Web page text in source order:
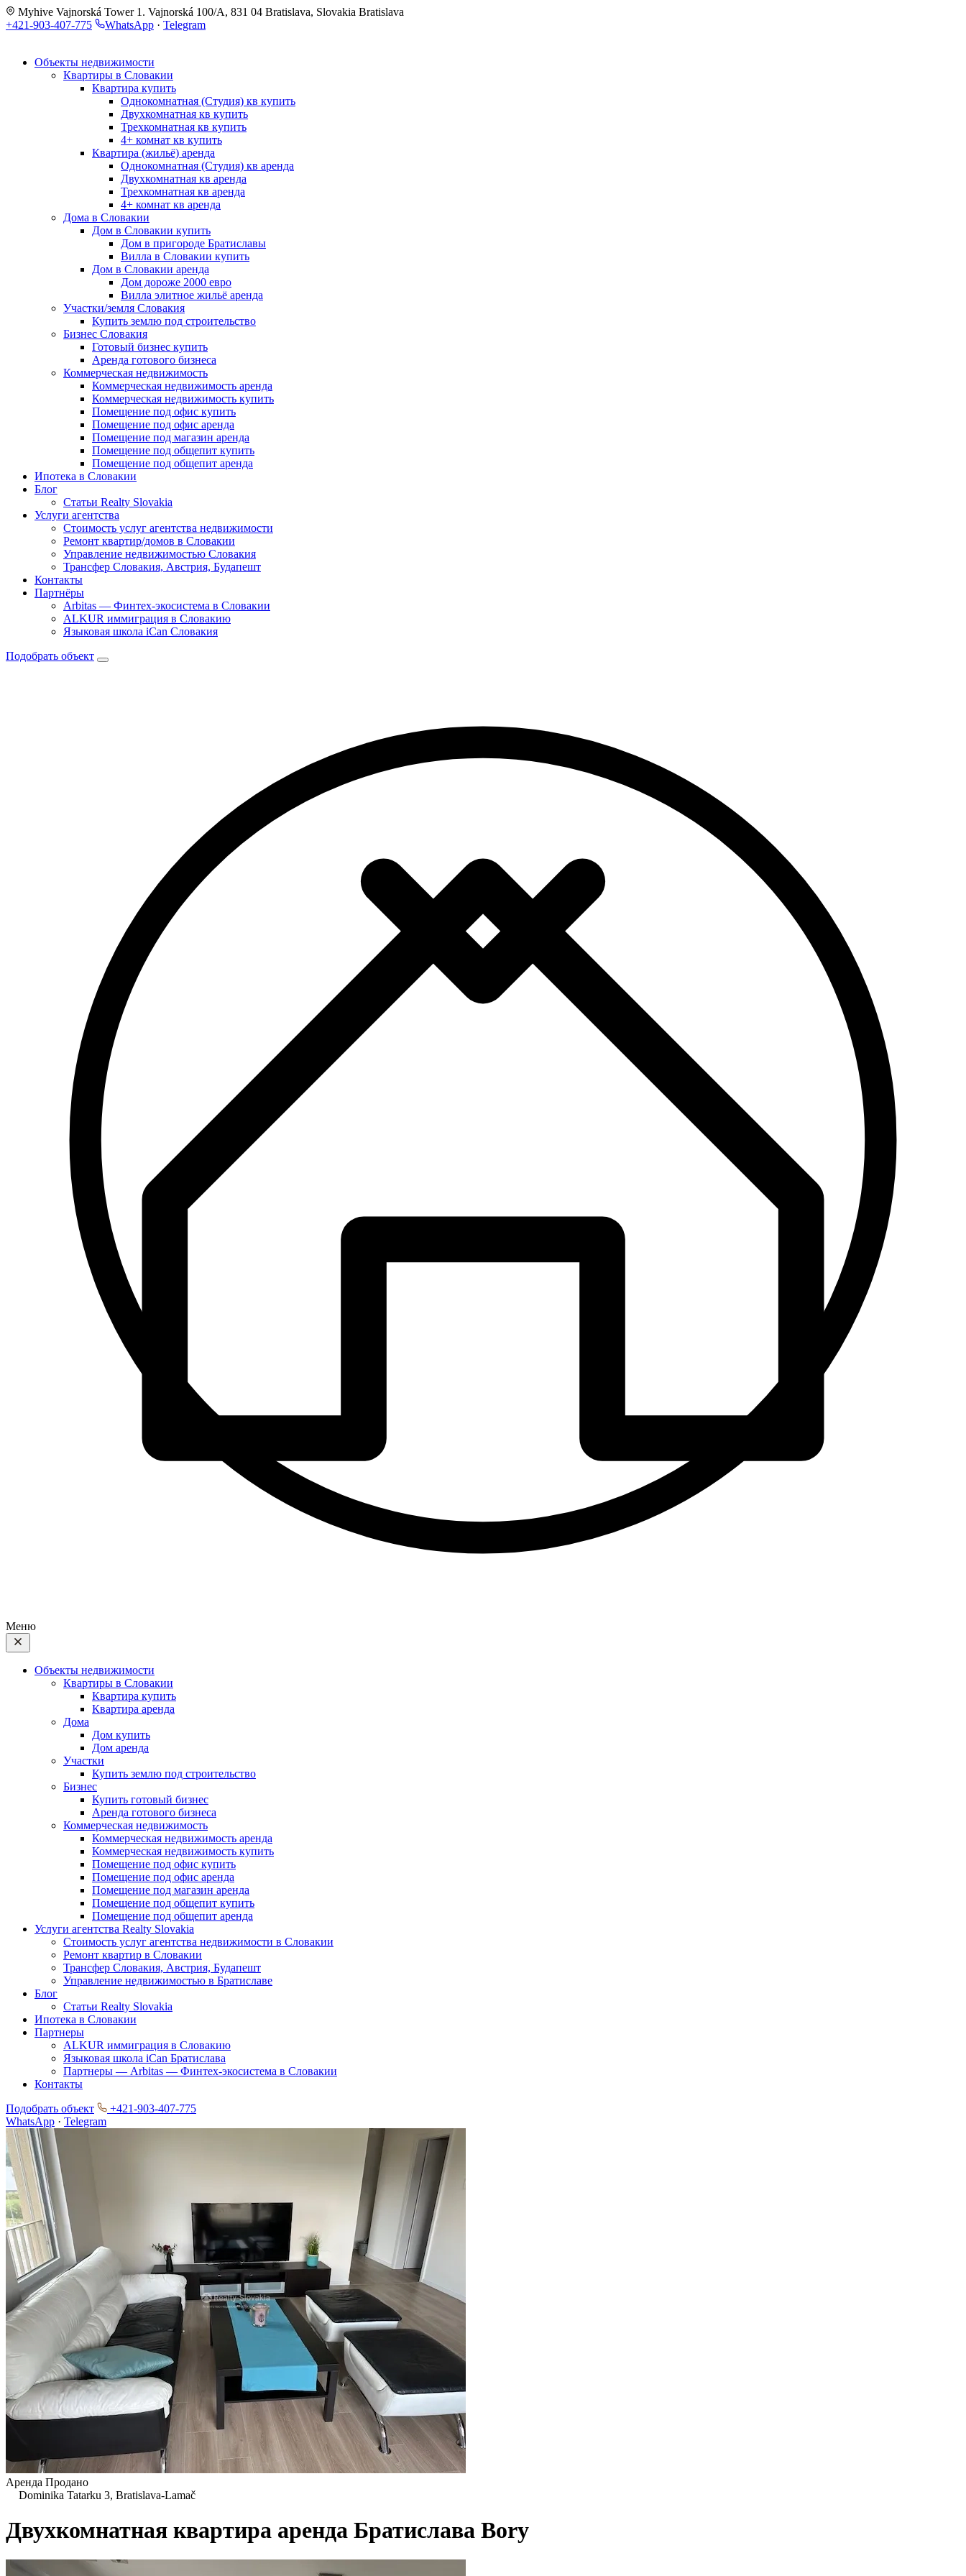
Myhive Vajnorská Tower 1. Vajnorská 100/A, 831 04 Bratislava, Slovakia Bratislava
+421-903-407-775
WhatsApp · Telegram
Объекты недвижимости
Квартиры в Словакии
Квартира купить
Однокомнатная (Студия) кв купить
Двухкомнатная кв купить
Трехкомнатная кв купить
4+ комнат кв купить
Квартира (жильё) аренда
Однокомнатная (Студия) кв аренда
Двухкомнатная кв аренда
Трехкомнатная кв аренда
4+ комнат кв аренда
Дома в Словакии
Дом в Словакии купить
Дом в пригороде Братиславы
Вилла в Словакии купить
Дом в Словакии аренда
Дом дороже 2000 евро
Вилла элитное жильё аренда
Участки/земля Словакия
Купить землю под строительство
Бизнес Словакия
Готовый бизнес купить
Аренда готового бизнеса
Коммерческая недвижимость
Коммерческая недвижимость аренда
Коммерческая недвижимость купить
Помещение под офис купить
Помещение под офис аренда
Помещение под магазин аренда
Помещение под общепит купить
Помещение под общепит аренда
Ипотека в Словакии
Блог
Статьи Realty Slovakia
Услуги агентства
Стоимость услуг агентства недвижимости
Ремонт квартир/домов в Словакии
Управление недвижимостью Словакия
Трансфер Словакия, Австрия, Будапешт
Контакты
Партнёры
Arbitas — Финтех-экосистема в Словакии
ALKUR иммиграция в Словакию
Языковая школа iCan Словакия
Подобрать объект
Меню
Объекты недвижимости
Квартиры в Словакии
Квартира купить
Квартира аренда
Дома
Дом купить
Дом аренда
Участки
Купить землю под строительство
Бизнес
Купить готовый бизнес
Аренда готового бизнеса
Коммерческая недвижимость
Коммерческая недвижимость аренда
Коммерческая недвижимость купить
Помещение под офис купить
Помещение под офис аренда
Помещение под магазин аренда
Помещение под общепит купить
Помещение под общепит аренда
Услуги агентства Realty Slovakia
Стоимость услуг агентства недвижимости в Словакии
Ремонт квартир в Словакии
Трансфер Словакия, Австрия, Будапешт
Управление недвижимостью в Братиславе
Блог
Статьи Realty Slovakia
Ипотека в Словакии
Партнеры
ALKUR иммиграция в Словакию
Языковая школа iCan Братислава
Партнеры — Arbitas — Финтех-экосистема в Словакии
Контакты
Подобрать объект
+421-903-407-775
WhatsApp · Telegram
Аренда Продано
Dominika Tatarku 3, Bratislava-Lamač
Двухкомнатная квартира аренда Братислава Bory